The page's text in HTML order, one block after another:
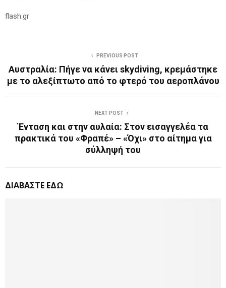
flash.gr
PREVIOUS POST
Αυστραλία: Πήγε να κάνει skydiving, κρεμάστηκε
με το αλεξίπτωτο από το φτερό του αεροπλάνου
NEXT POST
Ένταση και στην αυλαία: Στον εισαγγελέα τα
πρακτικά του «Φραπέ» – «Όχι» στο αίτημα για
σύλληψή του
ΔΙΑΒΑΣΤΕ ΕΔΩ